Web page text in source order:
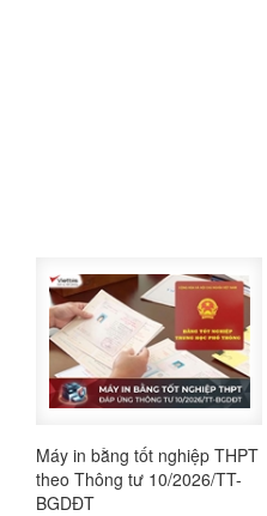
Máy in bằng tốt nghiệp THPT
theo Thông tư 10/2026/TT-
BGDĐT